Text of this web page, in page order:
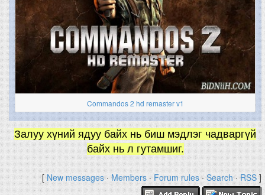
Commandos 2 hd remaster v1
Залуу хүний ядуу байх нь биш мэдлэг чадваргүй
байх нь л гутамшиг.
[New messages·Members·Forum rules·Search·RSS]